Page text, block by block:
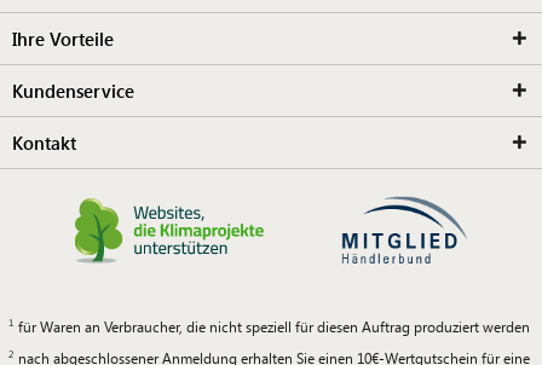
Ihre Vorteile
Kundenservice
Kontakt
für Waren an Verbraucher, die nicht speziell für diesen Auftrag produziert werden
nach abgeschlossener Anmeldung erhalten Sie einen 10€-Wertgutschein für eine